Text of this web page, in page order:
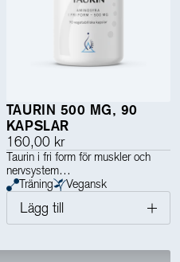
TAURIN 500 MG, 90
KAPSLAR
160,00 kr
Taurin i fri form för muskler och
nervsystem
Träning
Vegansk
Lägg till